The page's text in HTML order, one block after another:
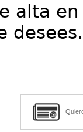
alta
desees.